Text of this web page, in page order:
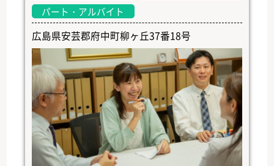
パート・アルバイト
広島県安芸郡府中町柳ヶ丘37番18号